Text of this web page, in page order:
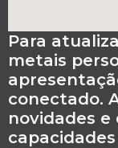
Para
metais
conectado.
novidades e